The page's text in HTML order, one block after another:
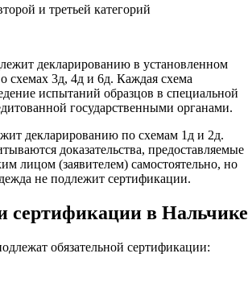
и третьей категорий
декларированию в установленном
схемах 3д, 4д и 6д. Каждая схема
испытаний образцов в специальной
государственными органами.
декларированию по схемам 1д и 2д.
доказательства, предоставляемые
лицом (заявителем) самостоятельно, но
не подлежит сертификации.
сертификации в Нальчике
обязательной сертификации: